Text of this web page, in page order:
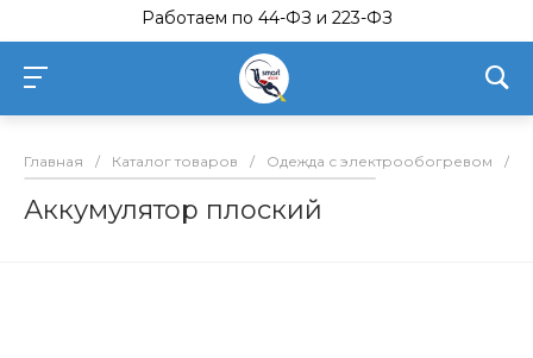
Работаем по 44-ФЗ и 223-ФЗ
Главная / Каталог товаров / Одежда с электрообогревом /
Аккумулятор плоский